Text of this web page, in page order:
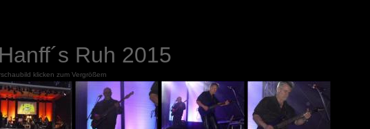
klicken zum Vergrößern
Ruh 2015